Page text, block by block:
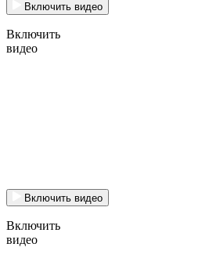
Включить видео
Включить
видео
Включить видео
Включить
видео